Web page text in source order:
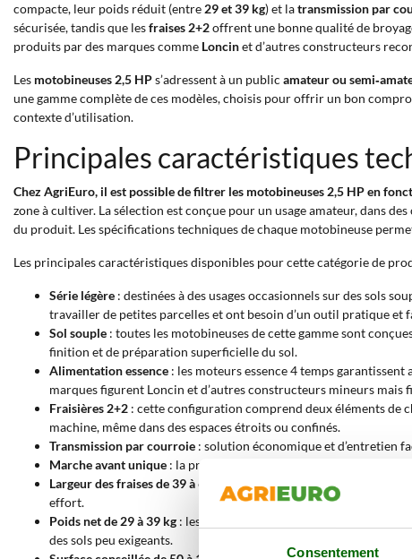
Consentement
compacte, leur poids réduit (entre 29 et 39 kg) et latransmission par
sécurisée, tandis que lesfraises 2+2offrent une bonne qualité de
produits par des marques comme Loncinet d’autres constructeurs
Les motobineuses 2,5 HPs’adressent à un public amateur ou
une gamme complète de ces modèles, choisis pour offrir un bon
contexte d’utilisation.
Principales caractéristiques
Chez AgriEuro, il est possible de filtrer les motobineuses 2,5 HP en
zone à cultiver. La sélection est conçue pour un usage amateur, dans
du produit. Les spécifications techniques de chaque motobineuse
Les principales caractéristiques disponibles pour cette catégorie de
Série légère : destinées à des usages occasionnels sur des sols
travailler de petites parcelles et ont besoin d’un outil pratique et
Sol souple : toutes les motobineuses de cette gamme sont
finition et de préparation superficielle du sol.
Alimentation essence : les moteurs essence 4 temps
marques figurent Loncin et d’autres constructeurs mineurs mais
Fraisières 2+2 : cette configuration comprend deux éléments de
machine, même dans des espaces étroits ou confinés.
Transmission par courroie : solution économique et d’entretien
Marche avant unique : la présence d’une seule vitesse avant
Largeur des fraises de 39 à 69 cm : la largeur de travail peut
effort.
Poids net de 29 à 39 kg : les modèles jusqu’à 29 kg sont classés
des sols peu exigeants.